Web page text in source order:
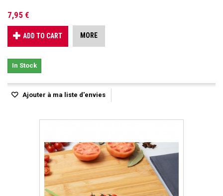
7,95 €
ADD TO CART MORE
In Stock
Ajouter à ma liste d'envies